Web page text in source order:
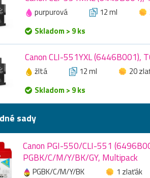
purpurová 12 ml
Skladom > 9 ks
Canon CLI-551YXL (6446B001),
žltá 12 ml
20
Skladom > 9 ks
sady
Canon PGI-550/CLI-551
PGBK/C/M/Y/BK/GY, Multipack
PGBK/C/M/Y/BK
1 zlaťák